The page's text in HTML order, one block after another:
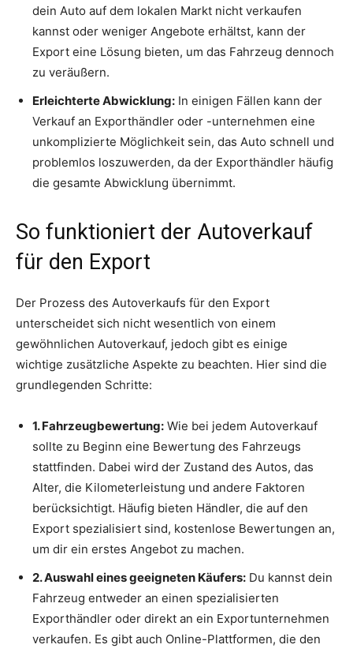
dein Auto auf dem lokalen Markt nicht verkaufen
kannst oder weniger Angebote erhältst, kann der
Export eine Lösung bieten, um das Fahrzeug dennoch
zu veräußern.
Erleichterte Abwicklung: In einigen Fällen kann der
Verkauf an Exporthändler oder -unternehmen eine
unkomplizierte Möglichkeit sein, das Auto schnell und
problemlos loszuwerden, da der Exporthändler häufig
die gesamte Abwicklung übernimmt.
So funktioniert der Autoverkauf
für den Export
Der Prozess des Autoverkaufs für den Export
unterscheidet sich nicht wesentlich von einem
gewöhnlichen Autoverkauf, jedoch gibt es einige
wichtige zusätzliche Aspekte zu beachten. Hier sind die
grundlegenden Schritte:
1. Fahrzeugbewertung: Wie bei jedem Autoverkauf
sollte zu Beginn eine Bewertung des Fahrzeugs
stattfinden. Dabei wird der Zustand des Autos, das
Alter, die Kilometerleistung und andere Faktoren
berücksichtigt. Häufig bieten Händler, die auf den
Export spezialisiert sind, kostenlose Bewertungen an,
um dir ein erstes Angebot zu machen.
2. Auswahl eines geeigneten Käufers: Du kannst dein
Fahrzeug entweder an einen spezialisierten
Exporthändler oder direkt an ein Exportunternehmen
verkaufen. Es gibt auch Online-Plattformen, die den